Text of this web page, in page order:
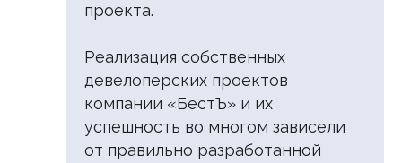
проекта.
Реализация собственных
девелоперских проектов
компании «БестЪ» и их
успешность во многом зависели
от правильно разработанной